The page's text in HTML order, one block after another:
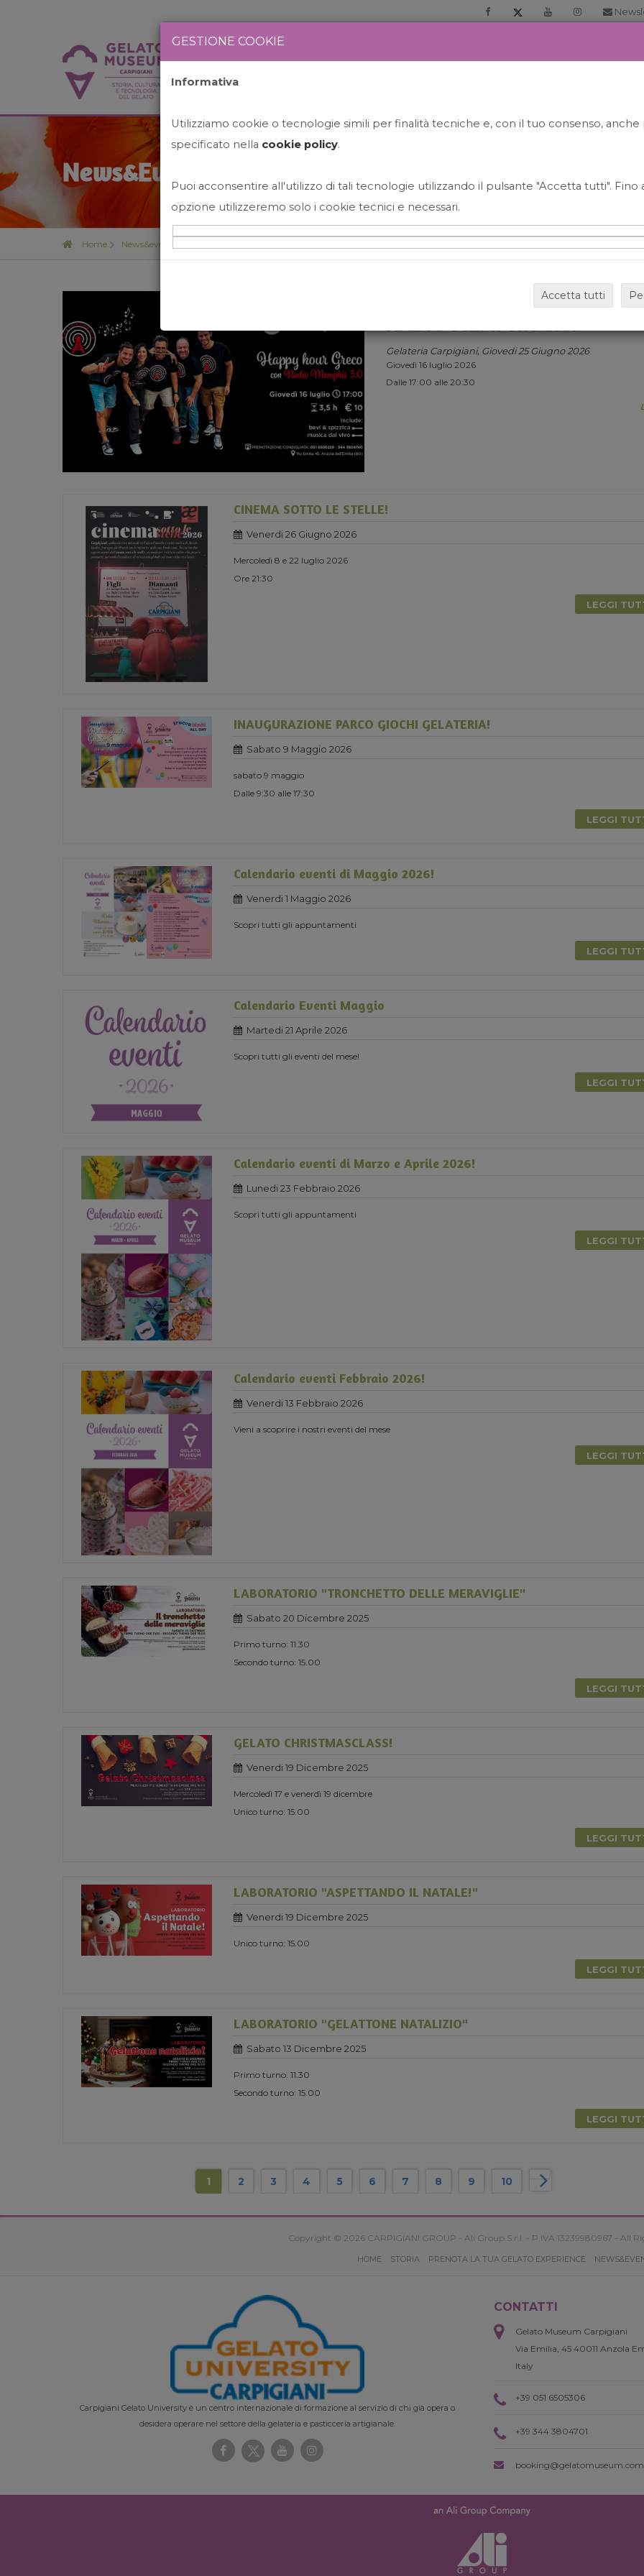
News&Events
Home News&events
HAPPY HOUR GRECO CON
RADIO MEMPHIS 3.0.
Gelateria Carpigiani, Giovedi 25 Giugno 2026
Giovedì 16 luglio 2026
Dalle 17:00 alle 20:30
CINEMA SOTTO LE STELLE!
Venerdi 26 Giugno 2026
Mercoledì 8 e 22 luglio 2026
Ore 21:30
LEGGI
INAUGURAZIONE PARCO GIOCHI GELATERIA!
Sabato 9 Maggio 2026
sabato 9 maggio
Dalle 9:30 alle 17:30
LEGGI
Calendario eventi di Maggio 2026!
Venerdi 1 Maggio 2026
Scopri tutti gli appuntamenti
LEGGI
Calendario Eventi Maggio
Martedi 21 Aprile 2026
Scopri tutti gli eventi del mese!
LEGGI
Calendario eventi di Marzo e Aprile 2026!
Lunedi 23 Febbraio 2026
Scopri tutti gli appuntamenti
LEGGI
Calendario eventi Febbraio 2026!
Venerdi 13 Febbraio 2026
Vieni a scoprire i nostri eventi del mese
LEGGI
LABORATORIO "TRONCHETTO DELLE MERAVIGLIE"
Sabato 20 Dicembre 2025
Primo turno: 11.30
Secondo turno: 15.00
LEGGI
GELATO CHRISTMASCLASS!
Venerdi 19 Dicembre 2025
Mercoledì 17 e venerdì 19 dicembre
Unico turno: 15.00
LEGGI
LABORATORIO "ASPETTANDO IL NATALE!"
Venerdi 19 Dicembre 2025
Unico turno: 15.00
LEGGI
LABORATORIO "GELATTONE NATALIZIO"
Sabato 13 Dicembre 2025
Primo turno: 11.30
Secondo turno: 15.00
LEGGI
1 2 3 4 5 6 7 8 9 10
Copyright © 2026 CARPIGIANI GROUP - Ali Group S.r.l. - P.IVA 13239980967 - All
HOME STORIA PRENOTA LA TUA GELATO EXPERIENCE
Carpigiani Gelato University è un centro internazionale di formazione al servizio di chi già opera o
desidera operare nel settore della gelateria e pasticceria artigianale.
CONTATTI
Gelato Museum Carpigiani
Via Emilia, 45 40011 Anzola
Italy
+39 051 6505306
+39 344 3804701
booking@gelatomuseum.com
GESTIONE COOKIE
Informativa
Utilizziamo cookie o tecnologie simili per finalità tecniche e, con il tuo consenso,
specificato nella cookie policy.
Puoi acconsentire all'utilizzo di tali tecnologie utilizzando il pulsante "Accetta tutti". Fino
opzione utilizzeremo solo i cookie tecnici e necessari.
Accetta tutti